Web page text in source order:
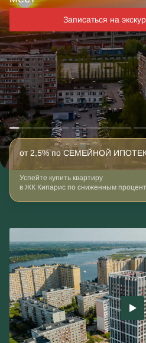
Записаться на
от 2,5% по СЕМЕЙНОЙ
Успейте купить квартиру
в ЖК Кипарис по сниженным